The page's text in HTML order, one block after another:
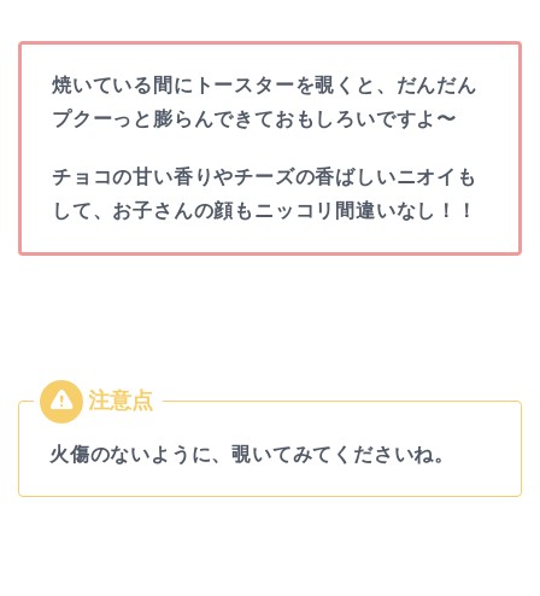
焼いている間にトースターを覗くと、だんだん
プクーっと膨らんできておもしろいですよ〜
チョコの甘い香りやチーズの香ばしいニオイも
して、お子さんの顔もニッコリ間違いなし！！
火傷のないように、覗いてみてくださいね。